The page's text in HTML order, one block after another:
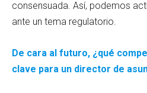
consensuada. Así, podemos
ante un tema regulatorio.
De cara al futuro, ¿qué
clave para un director de